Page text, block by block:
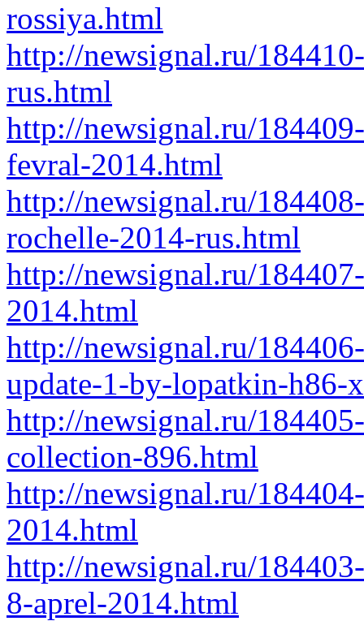
rossiya.html
http://newsignal.ru/
rus.html
http://newsignal.ru/
fevral-2014.html
http://newsignal.ru/
rochelle-2014-rus.html
http://newsignal.ru/
2014.html
http://newsignal.ru/
update-1-by-lopatkin-h86-
http://newsignal.ru/
collection-896.html
http://newsignal.ru/
2014.html
http://newsignal.ru/
8-aprel-2014.html